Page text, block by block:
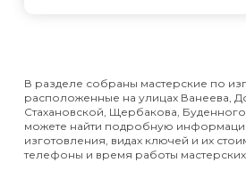
В разделе собраны мастерские по
расположенные на улицах Ванеева,
Стахановской, Щербакова, Буденного
можете найти подробную
изготовления, видах ключей и их
телефоны и время работы мастерских